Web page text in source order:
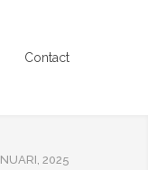
Contact
2025